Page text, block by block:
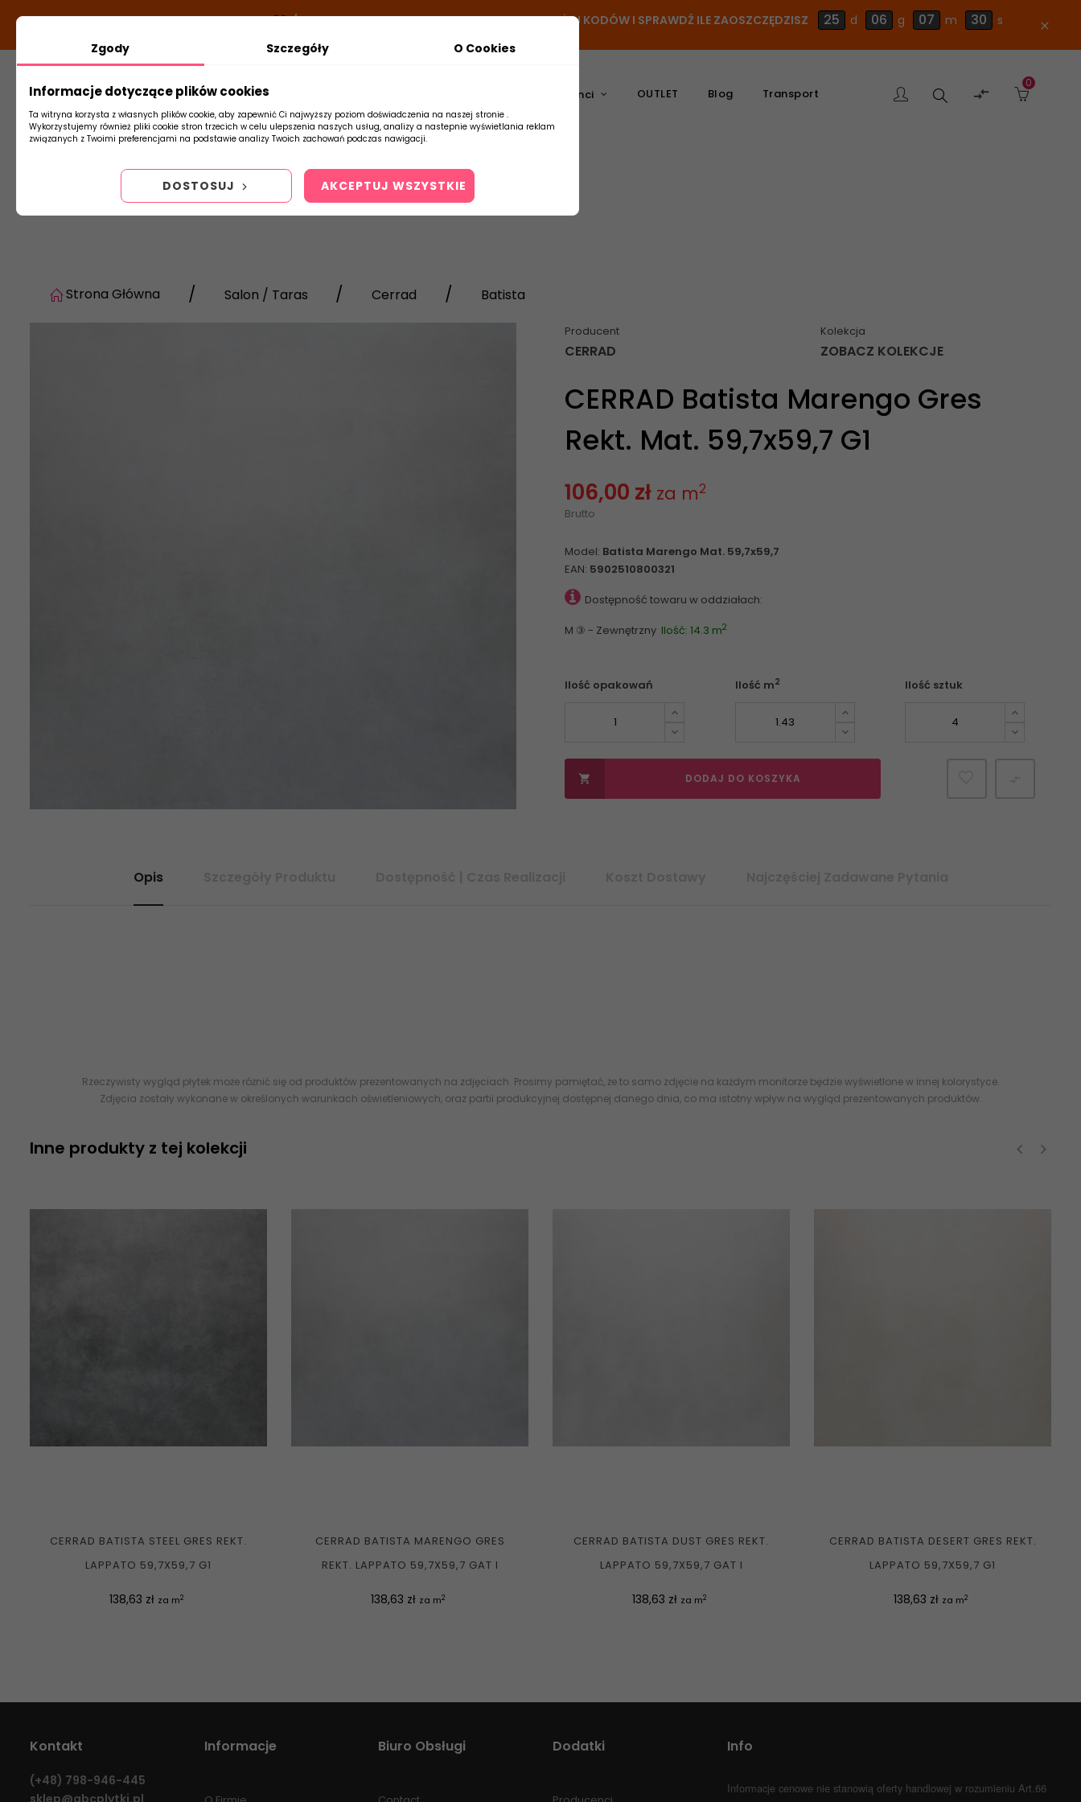
DODATKOWY RABAT Z KODEM:NEWLOOK26/TUBADZIN- DODAJ PRODUKT DO KOSZYKA, UŻYJ KODÓW I SPRAWDŹ ILE ZAOSZCZĘDZISZ 25 d 06 g 07 m 29 s close
Płytki Producenci OUTLET Blog Transport Szukaj 
0
Strona Główna Salon / Taras Cerrad Batista
Producent
CERRAD
Kolekcja
ZOBACZ KOLEKCJE
CERRAD Batista Marengo Gres
Rekt. Mat. 59,7x59,7 G1
106,00 zł za m2
Brutto
Model: Batista Marengo Mat. 59,7x59,7
EAN: 5902510800321
Dostępność towaru w oddziałach:
M ③ - Zewnętrzny Ilość: 14.3 m2
Ilość opakowań Ilość m2 Ilość sztuk
 DODAJ DO KOSZYKA
Opis
Rzeczywisty wygląd płytek może różnić się od produktów prezentowanych na zdjęciach. Prosimy pamiętać, że to samo zdjęcie na każdym monitorze będzie wyświetlone w innej kolorystyce.
Zdjęcia zostały wykonane w określonych warunkach oświetleniowych, oraz partii produkcyjnej dostępnej danego dnia, co ma istotny wpływ na wygląd prezentowanych produktów.
Inne produkty z tej kolekcji
CERRAD BATISTA STEEL GRES REKT.
LAPPATO 59,7X59,7 G1
Cena
138,63 zł za m2
CERRAD BATISTA MARENGO GRES
REKT. LAPPATO 59,7X59,7 GAT I
Cena
138,63 zł za m2
CERRAD BATISTA DUST GRES REKT.
LAPPATO 59,7X59,7 GAT I
Cena
138,63 zł za m2
CERRAD BATISTA DESERT GRES REKT.
LAPPATO 59,7X59,7 G1
Cena
138,63 zł za m2
Kontakt
(+48) 798-946-445
Informacje Biuro Obsługi Dodatki Info
Informacje cenowe nie stanowią oferty handlowej w rozumieniu Art.66
Zgody Szczegóły O Cookies
Informacje dotyczące plików cookies
Ta witryna korzysta z własnych plików cookie, aby zapewnić Ci najwyższy poziom doświadczenia na naszej stronie .
Wykorzystujemy również pliki cookie stron trzecich w celu ulepszenia naszych usług, analizy a nastepnie wyświetlania reklam
związanych z Twoimi preferencjami na podstawie analizy Twoich zachowań podczas nawigacji.
DOSTOSUJ AKCEPTUJ WSZYSTKIE